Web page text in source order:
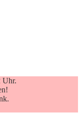
Uhr.